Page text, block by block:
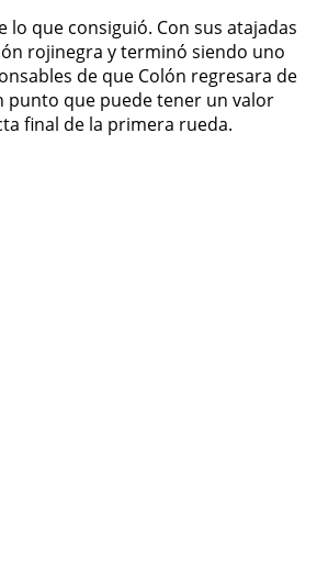
lo que consiguió. Con sus atajadas
rojinegra y terminó siendo uno
de que Colón regresara de
punto que puede tener un valor
final de la primera rueda.